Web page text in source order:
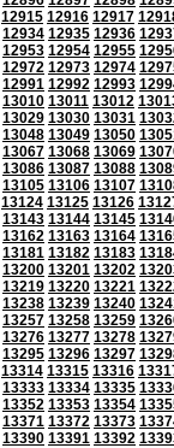
12915 12916 12917
12934 12935 12936
12953 12954 12955
12972 12973 12974
12991 12992 12993
13010 13011 13012
13029 13030 13031
13048 13049 13050
13067 13068 13069
13086 13087 13088
13105 13106 13107
13124 13125 13126
13143 13144 13145
13162 13163 13164
13181 13182 13183
13200 13201 13202
13219 13220 13221
13238 13239 13240
13257 13258 13259
13276 13277 13278
13295 13296 13297
13314 13315 13316
13333 13334 13335
13352 13353 13354
13371 13372 13373
13390 13391 13392